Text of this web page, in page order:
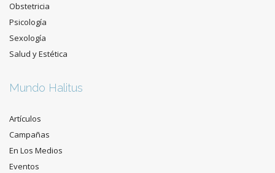
Obstetricia
Psicología
Sexología
Salud y Estética
Mundo Halitus
Artículos
Campañas
En Los Medios
Eventos